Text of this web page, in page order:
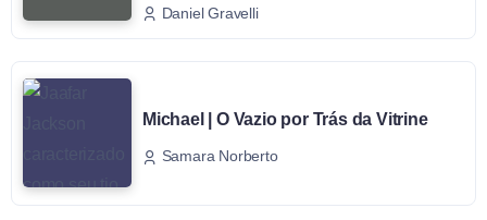
Daniel Gravelli
Michael | O Vazio por Trás da Vitrine
Samara Norberto